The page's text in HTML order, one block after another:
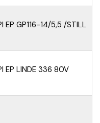
EP GP116-14/5,5 /STILL
EP LINDE 336 80V